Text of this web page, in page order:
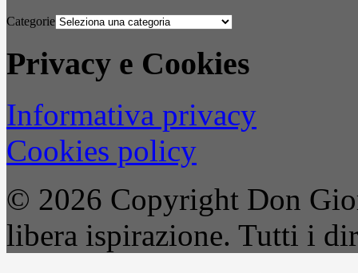
Categorie
Privacy e Cookies
Informativa privacy
Cookies policy
© 2026 Copyright Don
libera ispirazione. Tutti i